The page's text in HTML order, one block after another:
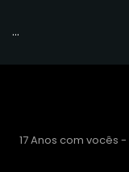
...
17 Anos com vocês